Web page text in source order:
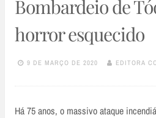
Bombardeio de
horror esquecido
9 DE MARÇO DE 2020 EDITORA
Há 75 anos, o massivo ataque